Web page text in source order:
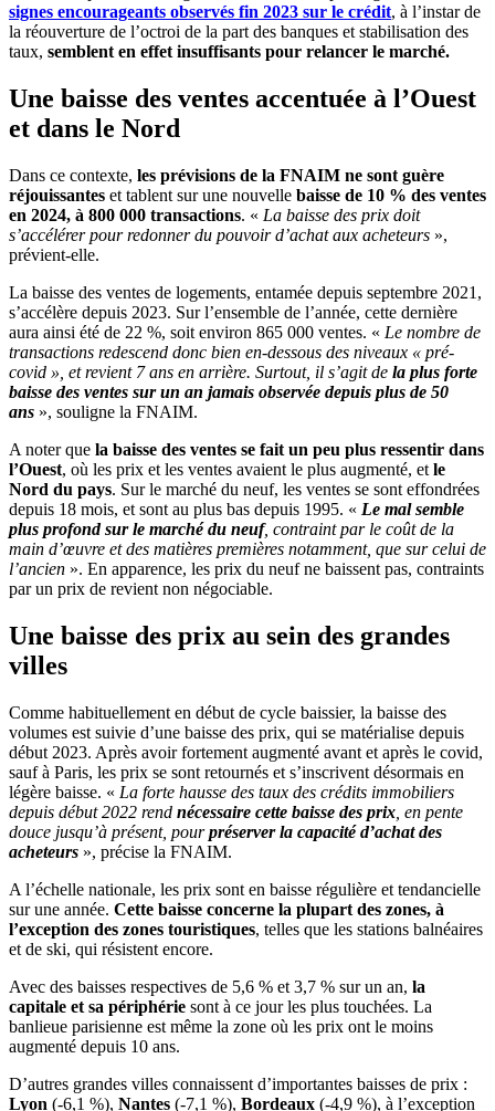
signes encourageants observés fin 2023 sur le crédit, à l’instar de
la réouverture de l’octroi de la part des banques et stabilisation des
taux, semblent en effet insuffisants pour relancer le marché.
Une baisse des ventes accentuée à l’Ouest
et dans le Nord
Dans ce contexte, les prévisions de la FNAIM ne sont guère
réjouissantes et tablent sur une nouvelle baisse de 10 % des ventes
en 2024, à 800 000 transactions. « La baisse des prix doit
s’accélérer pour redonner du pouvoir d’achat aux acheteurs »,
prévient-elle.
La baisse des ventes de logements, entamée depuis septembre 2021,
s’accélère depuis 2023. Sur l’ensemble de l’année, cette dernière
aura ainsi été de 22 %, soit environ 865 000 ventes. « Le nombre de
transactions redescend donc bien en-dessous des niveaux « pré-
covid », et revient 7 ans en arrière. Surtout, il s’agit de la plus forte
baisse des ventes sur un an jamais observée depuis plus de 50
ans », souligne la FNAIM.
A noter que la baisse des ventes se fait un peu plus ressentir dans
l’Ouest, où les prix et les ventes avaient le plus augmenté, et le
Nord du pays. Sur le marché du neuf, les ventes se sont effondrées
depuis 18 mois, et sont au plus bas depuis 1995. « Le mal semble
plus profond sur le marché du neuf, contraint par le coût de la
main d’œuvre et des matières premières notamment, que sur celui de
l’ancien ». En apparence, les prix du neuf ne baissent pas, contraints
par un prix de revient non négociable.
Une baisse des prix au sein des grandes
villes
Comme habituellement en début de cycle baissier, la baisse des
volumes est suivie d’une baisse des prix, qui se matérialise depuis
début 2023. Après avoir fortement augmenté avant et après le covid,
sauf à Paris, les prix se sont retournés et s’inscrivent désormais en
légère baisse. « La forte hausse des taux des crédits immobiliers
depuis début 2022 rend nécessaire cette baisse des prix , en pente
douce jusqu’à présent, pourpréserver la capacité d’achat des
acheteurs », précise la FNAIM.
A l’échelle nationale, les prix sont en baisse régulière et tendancielle
sur une année. Cette baisse concerne la plupart des zones, à
l’exception des zones touristiques, telles que les stations balnéaires
et de ski, qui résistent encore.
Avec des baisses respectives de 5,6 % et 3,7 % sur un an, la
capitale et sa périphérie sont à ce jour les plus touchées. La
banlieue parisienne est même la zone où les prix ont le moins
augmenté depuis 10 ans.
D’autres grandes villes connaissent d’importantes baisses de prix :
Lyon (-6,1 %), Nantes (-7,1 %), Bordeaux (-4,9 %), à l’exception